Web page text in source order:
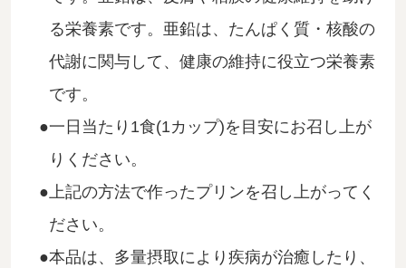
る栄養素です。亜鉛は、たんぱく質・核酸の
代謝に関与して、健康の維持に役立つ栄養素
です。
一日当たり1食(1カップ)を目安にお召し上が
りください。
上記の方法で作ったプリンを召し上がってく
ださい。
本品は、多量摂取により疾病が治癒したり、